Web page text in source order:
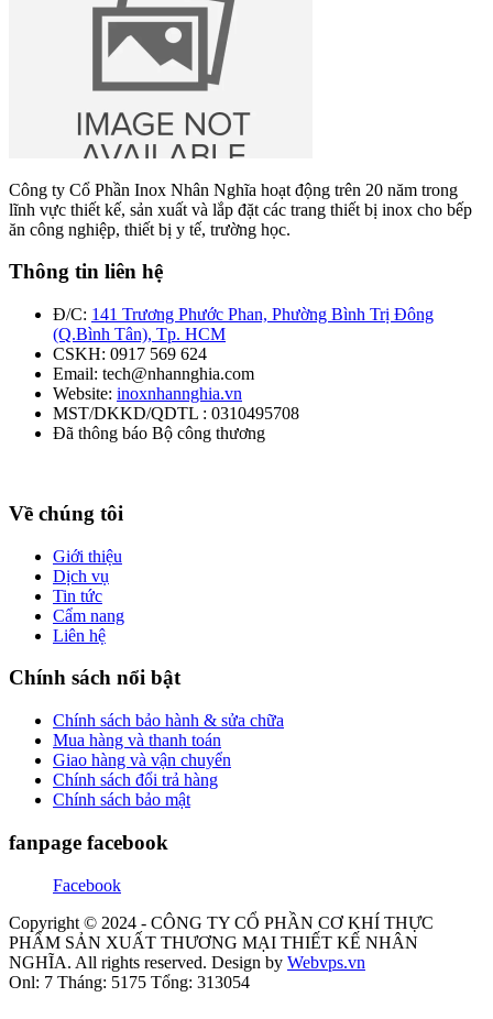
Công ty Cổ Phần Inox Nhân Nghĩa hoạt động trên 20 năm trong
lĩnh vực thiết kế, sản xuất và lắp đặt các trang thiết bị inox cho bếp
ăn công nghiệp, thiết bị y tế, trường học.
Thông tin liên hệ
Đ/C: 141 Trương Phước Phan, Phường Bình Trị Đông
(Q.Bình Tân), Tp. HCM
CSKH: 0917 569 624
Email: tech@nhannghia.com
Website: inoxnhannghia.vn
MST/DKKD/QDTL : 0310495708
Đã thông báo Bộ công thương
Về chúng tôi
Giới thiệu
Dịch vụ
Tin tức
Cẩm nang
Liên hệ
Chính sách nổi bật
Chính sách bảo hành & sửa chữa
Mua hàng và thanh toán
Giao hàng và vận chuyển
Chính sách đổi trả hàng
Chính sách bảo mật
fanpage facebook
Facebook
Copyright © 2024 - CÔNG TY CỔ PHẦN CƠ KHÍ THỰC
PHẨM SẢN XUẤT THƯƠNG MẠI THIẾT KẾ NHÂN
NGHĨA. All rights reserved. Design by Webvps.vn
Onl: 7 Tháng: 5175 Tổng: 313054